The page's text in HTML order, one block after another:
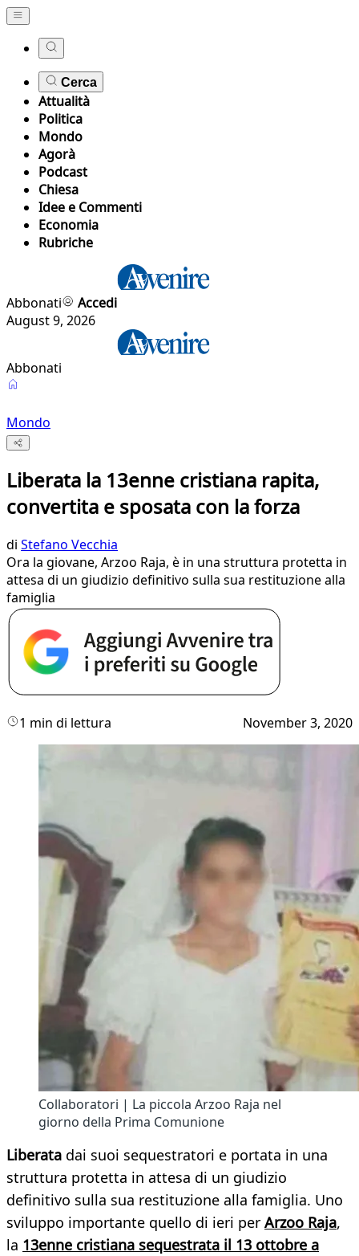
Cerca
Attualità
Politica
Mondo
Agorà
Podcast
Chiesa
Idee e Commenti
Economia
Rubriche
Abbonati
Accedi
August 9, 2026
Abbonati
Mondo
Liberata la 13enne cristiana rapita,
convertita e sposata con la forza
di Stefano Vecchia
Ora la giovane, Arzoo Raja, è in una struttura protetta in
attesa di un giudizio definitivo sulla sua restituzione alla
famiglia
1 min di lettura November 3, 2020
Collaboratori | La piccola Arzoo Raja nel
giorno della Prima Comunione
Liberata dai suoi sequestratori e portata in una
struttura protetta in attesa di un giudizio
definitivo sulla sua restituzione alla famiglia. Uno
sviluppo importante quello di ieri per Arzoo Raja,
la 13enne cristiana sequestrata il 13 ottobre a